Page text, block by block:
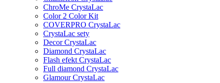
ChroMe CrystaLac
Color 2 Color Kit
COVERPRO CrystaLac
CrystaLac sety
Decor CrystaLac
Diamond CrystaLac
Flash efekt CrystaLac
Full diamond CrystaLac
Glamour CrystaLac